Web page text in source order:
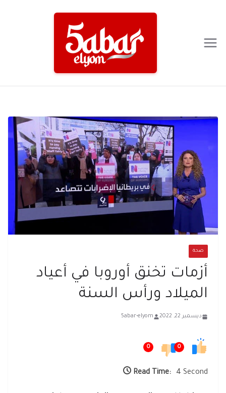
صحة
أزمات تخنق أوروبا في أعياد
الميلاد ورأس السنة
ديسمبر 22, 2022 5abar-elyom
0
0
Read Time: 4 Second